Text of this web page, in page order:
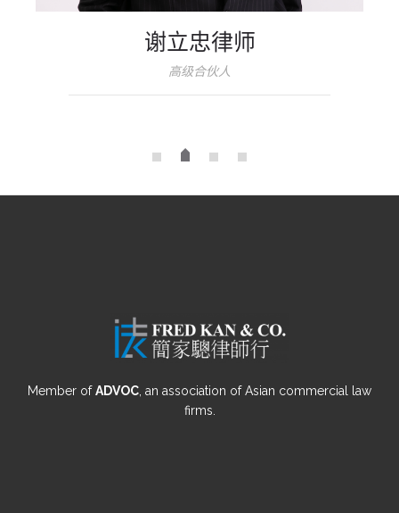
谢立忠律师
高级合伙人
Member ofADVOC , an association of Asian commercial law
firms.